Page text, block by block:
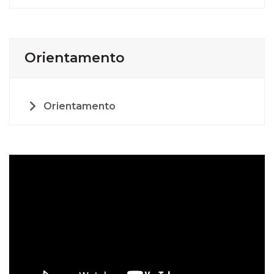
Orientamento
Orientamento